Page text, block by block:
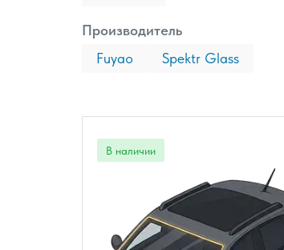
Производитель
Fuyao
Spektr Glass